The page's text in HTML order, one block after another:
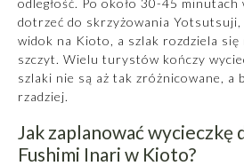
dotrzeć do skrzyżowania Yotsutsuji,
widok na Kioto, a szlak rozdziela się
szczyt. Wielu turystów kończy
szlaki nie są aż tak zróżnicowane, a
rzadziej.
Jak zaplanować wycieczkę
Fushimi Inari w Kioto?